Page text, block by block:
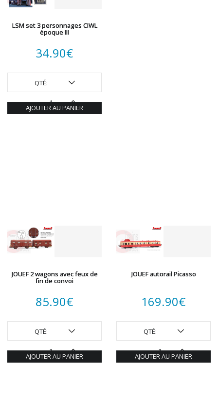
VIESSMANN
WIKING
WOODLAND SCENICS
XURON
LSM set 3 personnages CIWL
époque III
34.90€
QTÉ:
AJOUTER AU PANIER
JOUEF 2 wagons avec feux de
fin de convoi
85.90€
QTÉ:
AJOUTER AU PANIER
JOUEF autorail Picasso
169.90€
QTÉ:
AJOUTER AU PANIER